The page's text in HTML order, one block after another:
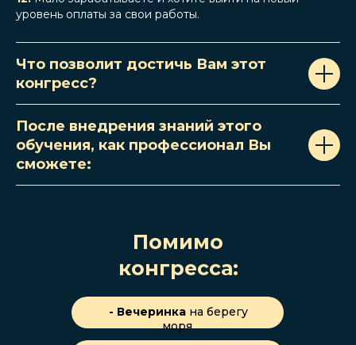
уровень оплаты за свои работы.
Что позволит достичь Вам этот
конгресс?
После внедрения знаний этого
обучения, как профессионал Вы
сможете:
- Вечеринка на берегу
моря.
Помимо
конгресса: